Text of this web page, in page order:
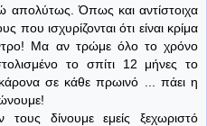
απολύτως. Όπως και αντίστοιχα
που ισχυρίζονται ότι είναι κρίμα
Μα αν τρώμε όλο το χρόνο
το σπίτι 12 μήνες το
σε κάθε πρωινό ... πάει η
τους δίνουμε εμείς ξεχωριστό